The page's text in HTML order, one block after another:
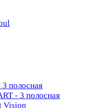
3 полосная
- 3 полосная
Vision